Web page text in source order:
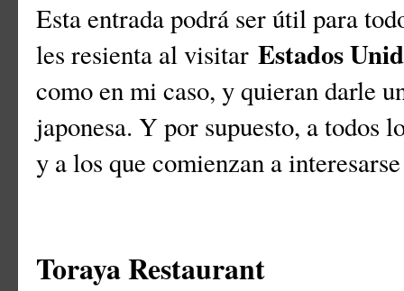
Esta entrada podrá ser útil para
les resienta al visitar Estados
como en mi caso, y quieran darle
japonesa. Y por supuesto, a todos
y a los que comienzan a
Toraya Restaurant